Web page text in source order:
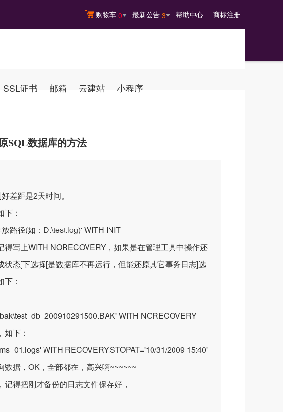
购物车 0 最新公告 3 帮助中心 商标注册
SSL证书 邮箱 云建站 小程序
SQL数据库的方法
距是2天时间。
：
路径(如：D:\test.log)' WITH INIT
写上WITH NORECOVERY，如果是在管理工具中操作还
态]下选择[是数据库不再运行，但能还原其它事务日志]选
：
WITH NORECOVERY
下：
WITH RECOVERY,STOPAT='10/31/2009 15:40'
据，OK，全部都在，高兴啊~~~~~~
得把刚才备份的日志文件保存好，